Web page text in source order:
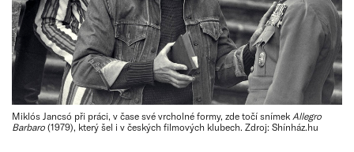
Miklós Jancsó při práci, v čase své vrcholné formy, zde točí snímek Allegro
Barbaro (1979), který šel i v českých filmových klubech. Zdroj: Shínház.hu